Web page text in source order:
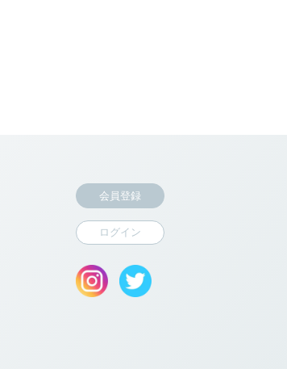
会員登録
ログイン